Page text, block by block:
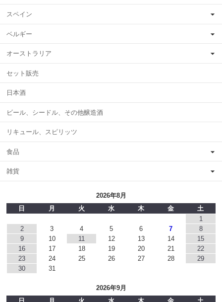
スペイン
ベルギー
オーストラリア
セット販売
日本酒
ビール、シードル、その他醸造酒
リキュール、スピリッツ
食品
雑貨
2026年8月
日
月 火 水 木 金
土
1
2
3 4 5 6 7
8
9
10 11 12 13 14
15
16
17 18 19 20 21
22
23
24 25 26 27 28
29
30
31
2026年9月